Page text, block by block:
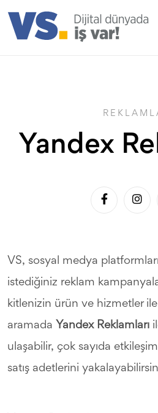
Yandex
VS, sosyal medya
istediğiniz reklam
kitlenizin ürün ve hizmetler ile
aramada Yandex Reklamları
ulaşabilir, çok sayıda
satış adetlerini